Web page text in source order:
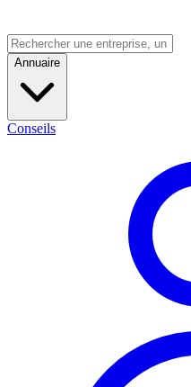
Annuaire
Conseils